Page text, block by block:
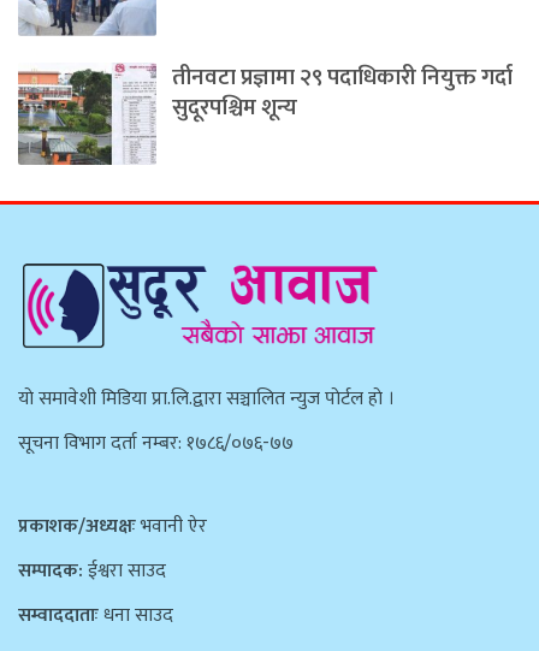
तीनवटा प्रज्ञामा २९ पदाधिकारी नियुक्त गर्दा
सुदूरपश्चिम शून्य
याे समावेशी मिडिया प्रा.लि.द्वारा सञ्चालित न्युज पाेर्टल हाे ।
सूचना विभाग दर्ता नम्बर: १७८६/०७६-७७
प्रकाशक/अध्यक्षःभवानी ऐर
सम्पादक:ईश्वरा साउद
सम्वाददाताःधना साउद